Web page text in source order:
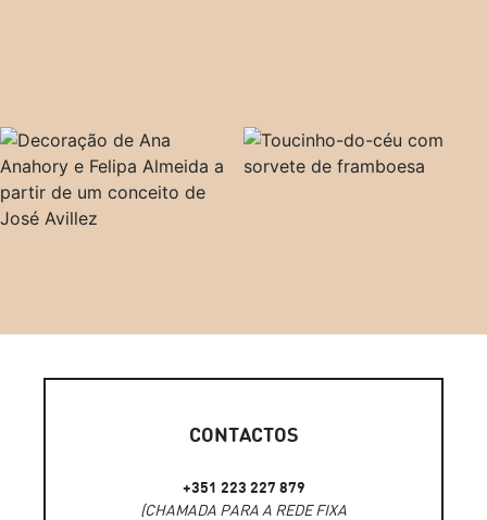
CONTACTOS
+351 223 227 879
(CHAMADA PARA A REDE FIXA